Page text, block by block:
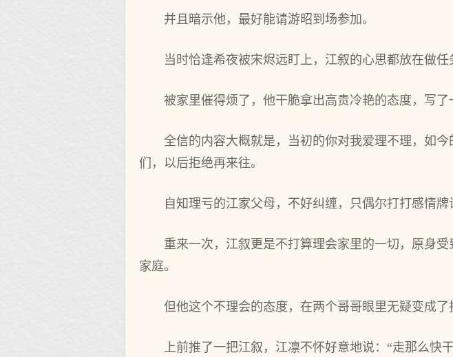
并且暗示他，最好能请游昭到场参加。
当时恰逢希夜被宋烬远盯上，江叙的心思都放在做
被家里催得烦了，他干脆拿出高贵冷艳的态度，写了
全信的内容大概就是，当初的你对我爱理不理，如
们，以后拒绝再来往。
自知理亏的江家父母，不好纠缠，只偶尔打打感情牌
重来一次，江叙更是不打算理会家里的一切，原身
家庭。
但他这个不理会的态度，在两个哥哥眼里无疑变成
上前推了一把江叙，江凛不怀好意地说：“走那么快